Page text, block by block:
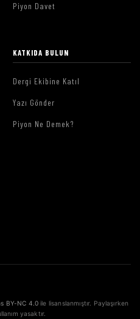
Piyon Davet
KATKIDA BULUN
Dergi Ekibine Katıl
Yazı Gönder
Piyon Ne Demek?
BY-NC 4.0 ile lisanslanmıştır. Paylaşırken
yasaktır.